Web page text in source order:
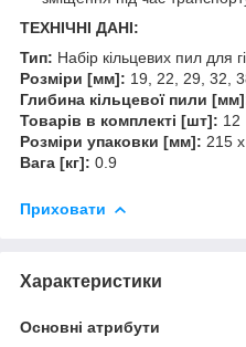
ТЕХНІЧНІ ДАНІ:
Тип: Набір кільцевих пил для
Розміри [мм]: 19, 22, 29, 32,
Глибина кільцевої пили
Товарів в комплекті [шт]: 12
Розміри упаковки [мм]: 215
Вага [кг]: 0.9
Приховати
Характеристики
Основні атрибути